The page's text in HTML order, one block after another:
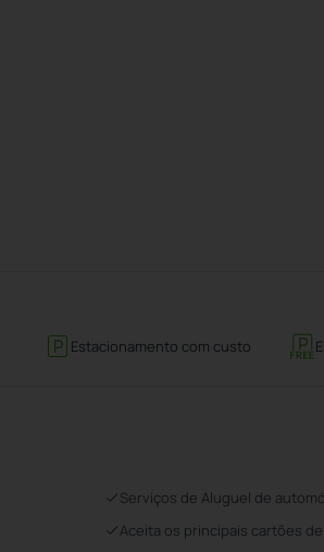
Estacionamento com custo
Serviços de Aluguel de
Aceita os principais cartões